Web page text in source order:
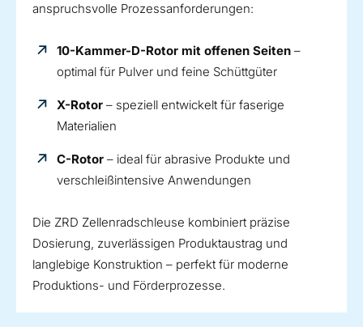
anspruchsvolle Prozessanforderungen:
10-Kammer-D-Rotor mit offenen Seiten–
optimal für Pulver und feine Schüttgüter
X-Rotor – speziell entwickelt für faserige
Materialien
C-Rotor – ideal für abrasive Produkte und
verschleißintensive Anwendungen
Die ZRD Zellenradschleuse kombiniert präzise
Dosierung, zuverlässigen Produktaustrag und
langlebige Konstruktion – perfekt für moderne
Produktions- und Förderprozesse.